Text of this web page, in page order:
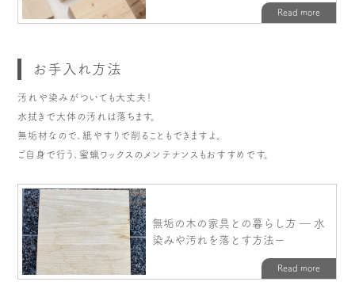
お手入れ方法
汚れや染みがついても大丈夫！
水拭きで大体の汚れは落ちます。
無垢材なので、紙やすりで削ることもできますよ。
ご自身で行う、蜜蝋ワックスのメンテナンスもおすすめです。